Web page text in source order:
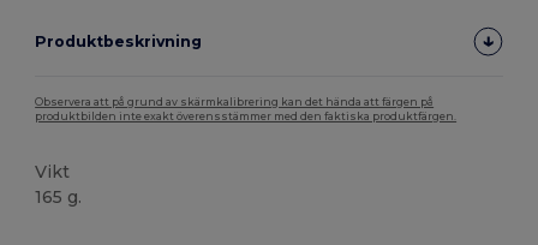
Produktbeskrivning
Observera att på grund av skärmkalibrering kan det hända att färgen på
produktbilden inte exakt överensstämmer med den faktiska produktfärgen.
Vikt
165 g.